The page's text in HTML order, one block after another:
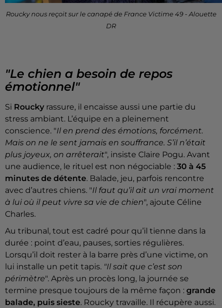
Roucky nous reçoit sur le canapé de France Victime 49 - Alouette
DR
"Le chien a besoin de repos
émotionnel"
Si Roucky rassure, il encaisse aussi une partie du
stress ambiant. L’équipe en a pleinement
conscience. "Il en prend des émotions, forcément.
Mais on ne le sent jamais en souffrance. S’il n’était
plus joyeux, on arrêterait", insiste Claire Pogu. Avant
une audience, le rituel est non négociable : 30 à 45
minutes de détente. Balade, jeu, parfois rencontre
avec d’autres chiens. "Il faut qu’il ait un vrai moment
à lui où il peut vivre sa vie de chien", ajoute Céline
Charles.
Au tribunal, tout est cadré pour qu’il tienne dans la
durée : point d’eau, pauses, sorties régulières.
Lorsqu’il doit rester à la barre près d’une victime, on
lui installe un petit tapis. "Il sait que c’est son
périmètre". Après un procès long, la journée se
termine presque toujours de la même façon : grande
balade, puis sieste. Roucky travaille. Il récupère aussi.